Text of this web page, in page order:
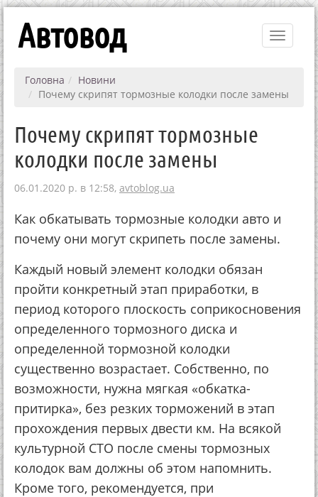
Toggle
Автовод
Головна
Новини
Почему скрипят тормозные колодки после замены
Почему скрипят тормозные
колодки после замены
06.01.2020 р. в 12:58, avtoblog.ua
Как обкатывать тормозные колодки авто и
почему они могут скрипеть после замены.
Каждый новый элемент колодки обязан
пройти конкретный этап приработки, в
период которого плоскость соприкосновения
определенного тормозного диска и
определенной тормозной колодки
существенно возрастает. Собственно, по
возможности, нужна мягкая «обкатка-
притирка», без резких торможений в этап
прохождения первых двести км. На всякой
культурной СТО после смены тормозных
колодок вам должны об этом напомнить.
Кроме того, рекомендуется, при